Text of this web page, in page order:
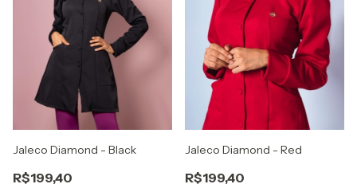
Jaleco Diamond - Black
R$199,40
Jaleco Diamond - Red
R$199,40